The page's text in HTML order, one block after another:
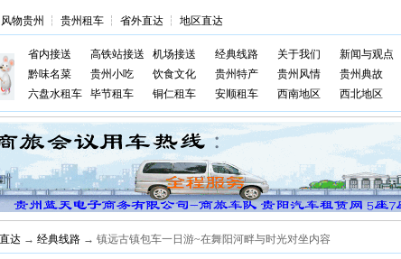
风物贵州 ┆ 贵州租车┆ 省外直达┆ 地区直达
省内接送 高铁站接送 机场接送 经典线路 关于我们 新闻与观点
黔味名菜
贵州小吃 饮食文化 贵州特产 贵州风情 贵州典故
六盘水租车
毕节租车 铜仁租车 安顺租车 西南地区 西北地区
达→ 经典线路→ 镇远古镇包车一日游~在舞阳河畔与时光对坐内容